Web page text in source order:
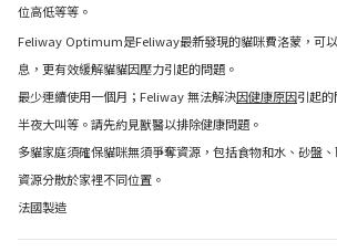
位高低等等。
Feliway Optimum是Feliway最新發現的貓咪費洛蒙，可
息，更有效緩解貓貓因壓力引起的問題。
最少連續使用一個月；Feliway 無法解決因健康原因引起的
半夜大叫等。請先約見獸醫以排除健康問題。
多貓家庭須確保貓咪無須爭奪資源，包括食物和水、砂盤
資源分散於家裡不同位置。
法國製造